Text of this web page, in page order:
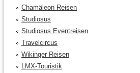
Chamäleon Reisen
Studiosus
Studiosus Eventreisen
Travelcircus
Wikinger Reisen
LMX-Touristik